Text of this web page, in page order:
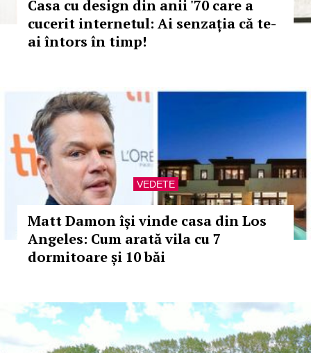
Casa cu design din anii '70 care a
cucerit internetul: Ai senzația că te-
ai întors în timp!
VEDETE
Matt Damon își vinde casa din Los
Angeles: Cum arată vila cu 7
dormitoare și 10 băi